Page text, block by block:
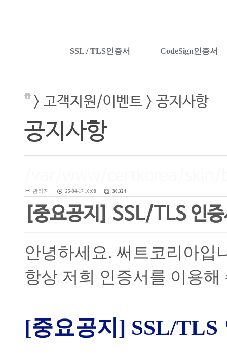
SSL / TLS인증서 CodeSign인증서
상품신청
TEST 인증서 신청
상품보기
상품신
> 고객지원/이벤트 > 공지사항
공지사항
관리자 25-04-17 10:08 30,324
[중요공지] SSL/TLS 인
안녕하세요. 써트코리아입
항상 저희 인증서를 이용
[중요공지 ] SSL/TLS